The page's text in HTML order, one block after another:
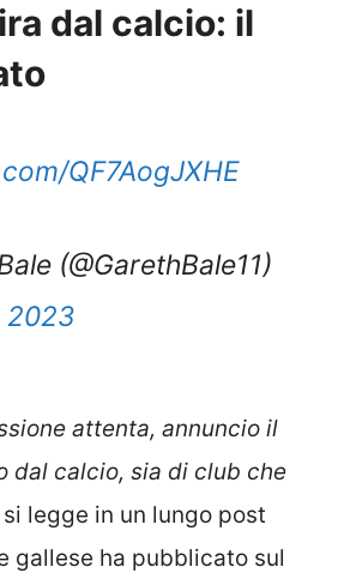
dal calcio: il
QF7AogJXHE
(@GarethBale11)
2023
attenta, annuncio il
dal calcio, sia di club che
si legge in un lungo post
gallese ha pubblicato sul